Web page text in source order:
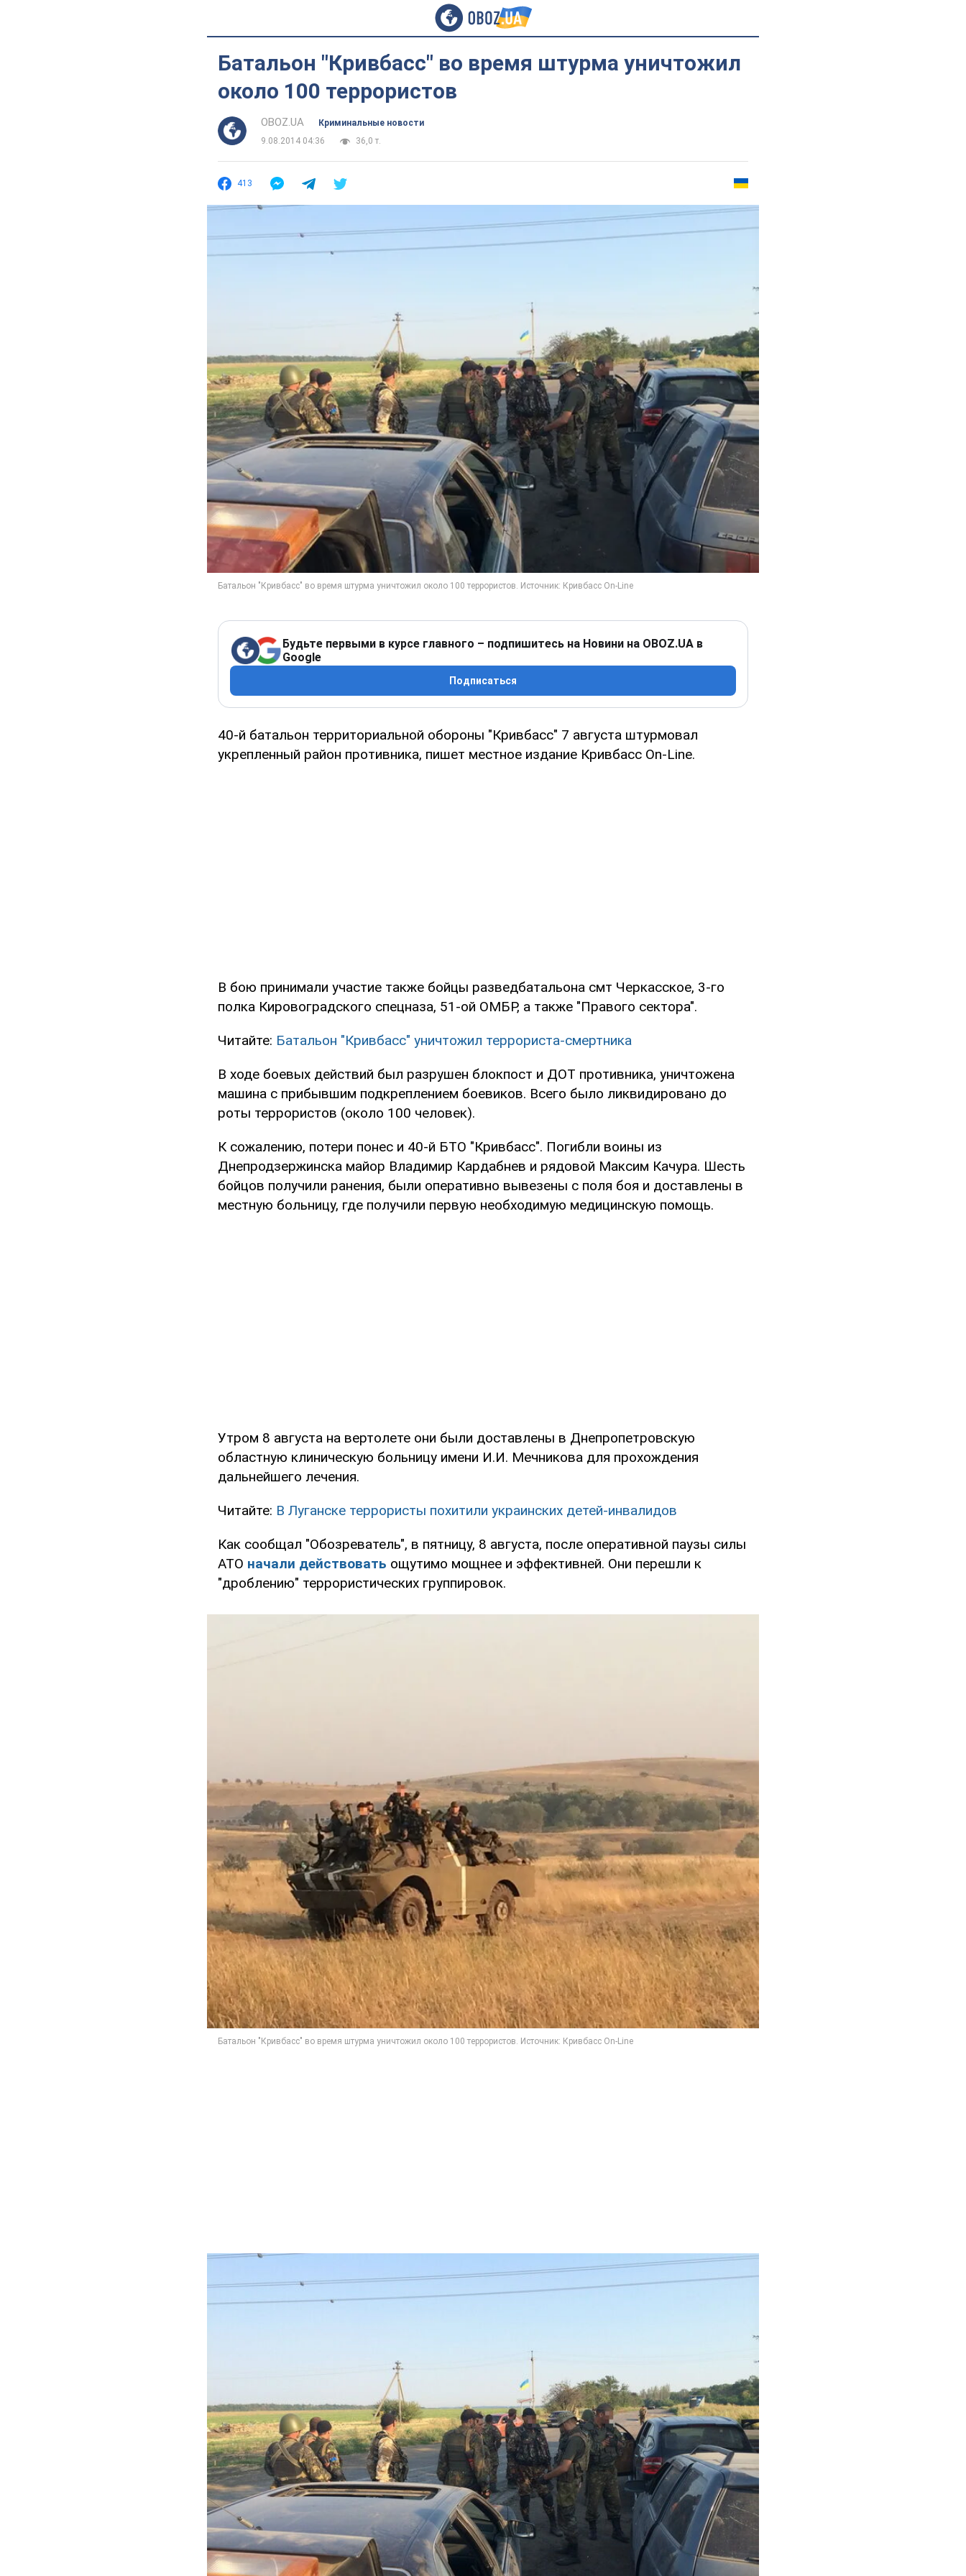
Батальон "Кривбасс" во время штурма уничтожил
около 100 террористов
OBOZ.UA
Криминальные новости
9.08.2014 04:36
36,0 т.
413
Будьте первыми в курсе главного – подпишитесь на Новини на OBOZ.UA в
Google
Подписаться
40-й батальон территориальной обороны "Кривбасс" 7 августа штурмовал
укрепленный район противника, пишет местное издание Кривбасс On-Line.
В бою принимали участие также бойцы разведбатальона смт Черкасское, 3-го
полка Кировоградского спецназа, 51-ой ОМБР, а также "Правого сектора".
Читайте: Батальон "Кривбасс" уничтожил террориста-смертника
В ходе боевых действий был разрушен блокпост и ДОТ противника, уничтожена
машина с прибывшим подкреплением боевиков. Всего было ликвидировано до
роты террористов (около 100 человек).
К сожалению, потери понес и 40-й БТО "Кривбасс". Погибли воины из
Днепродзержинска майор Владимир Кардабнев и рядовой Максим Качура. Шесть
бойцов получили ранения, были оперативно вывезены с поля боя и доставлены в
местную больницу, где получили первую необходимую медицинскую помощь.
Утром 8 августа на вертолете они были доставлены в Днепропетровскую
областную клиническую больницу имени И.И. Мечникова для прохождения
дальнейшего лечения.
Читайте: В Луганске террористы похитили украинских детей-инвалидов
Как сообщал "Обозреватель", в пятницу, 8 августа, после оперативной паузы силы
АТО начали действовать ощутимо мощнее и эффективней. Они перешли к
"дроблению" террористических группировок.